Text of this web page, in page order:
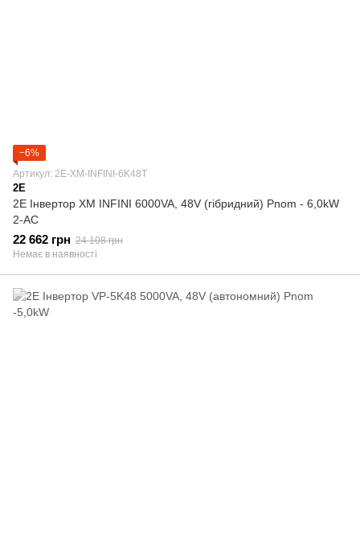
−6%
Артикул: 2E-XM-INFINI-6K48T
2E
2E Інвертор XM INFINI 6000VA, 48V (гібридний) Pnom - 6,0kW
2-AC
22 662 грн 24 108 грн
Немає в наявності